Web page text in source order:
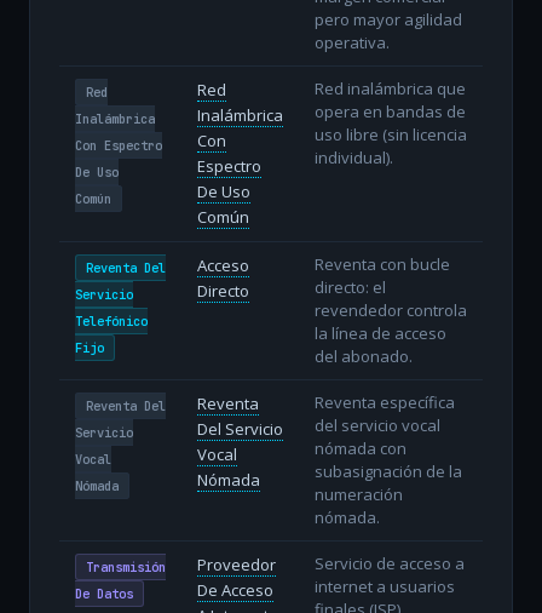
pero mayor agilidad
operativa.
Red
Inalámbrica
Con Espectro
De Uso
Común
Red
Inalámbrica
Con
Espectro
De Uso
Común
Red inalámbrica que
opera en bandas de
uso libre (sin licencia
individual).
Reventa Del
Servicio
Telefónico
Fijo
Acceso
Directo
Reventa con bucle
directo: el
revendedor controla
la línea de acceso
del abonado.
Reventa Del
Servicio
Vocal
Nómada
Reventa
Del Servicio
Vocal
Nómada
Reventa específica
del servicio vocal
nómada con
subasignación de la
numeración
nómada.
Transmisión
De Datos
Proveedor
De Acceso
Servicio de acceso a
internet a usuarios